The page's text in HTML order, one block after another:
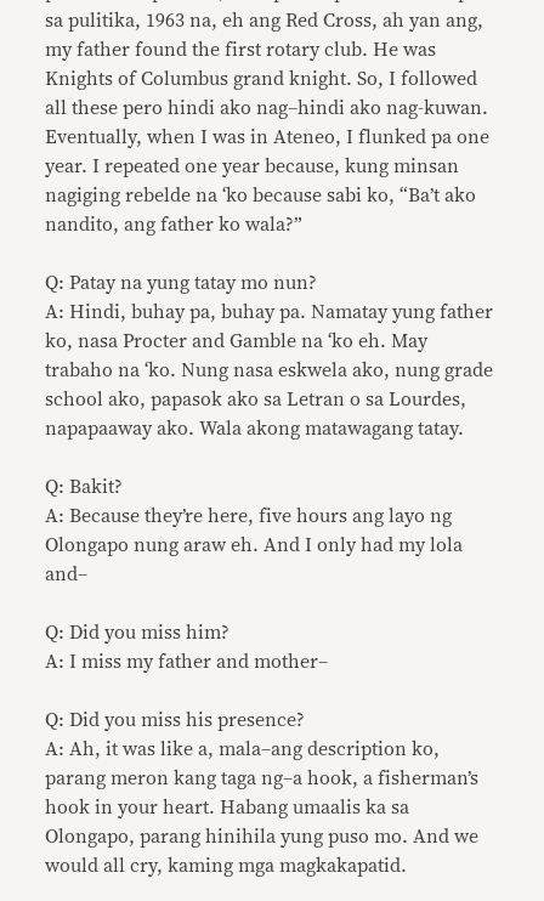
sa pulitika, 1963 na, eh ang Red Cross, ah yan ang,
my father found the first rotary club. He was
Knights of Columbus grand knight. So, I followed
all these pero hindi ako nag–hindi ako nag-kuwan.
Eventually, when I was in Ateneo, I flunked pa one
year. I repeated one year because, kung minsan
nagiging rebelde na ‘ko because sabi ko, “Ba’t ako
nandito, ang father ko wala?”
Q: Patay na yung tatay mo nun?
A: Hindi, buhay pa, buhay pa. Namatay yung father
ko, nasa Procter and Gamble na ‘ko eh. May
trabaho na ‘ko. Nung nasa eskwela ako, nung grade
school ako, papasok ako sa Letran o sa Lourdes,
napapaaway ako. Wala akong matawagang tatay.
Q: Bakit?
A: Because they’re here, five hours ang layo ng
Olongapo nung araw eh. And I only had my lola
and–
Q: Did you miss him?
A: I miss my father and mother–
Q: Did you miss his presence?
A: Ah, it was like a, mala–ang description ko,
parang meron kang taga ng–a hook, a fisherman’s
hook in your heart. Habang umaalis ka sa
Olongapo, parang hinihila yung puso mo. And we
would all cry, kaming mga magkakapatid.